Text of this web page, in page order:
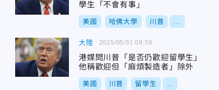
學生「不會有事」
美國 哈佛大學 川普
大陸
港媒問川普「是否仍歡迎留學生」
他稱歡迎但「麻煩製造者」除外
美國 川普 留學生
2025/05/31 09:59